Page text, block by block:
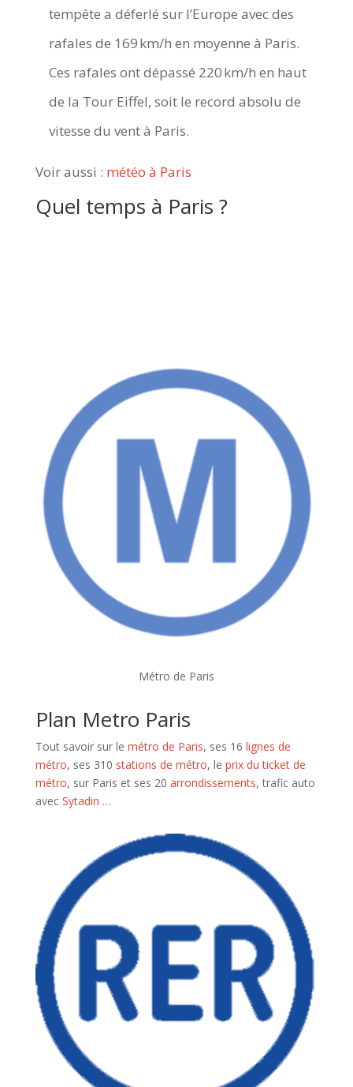
tempête a déferlé sur l’Europe avec des
rafales de 169 km/h en moyenne à Paris.
Ces rafales ont dépassé 220 km/h en haut
de la Tour Eiffel, soit le record absolu de
vitesse du vent à Paris.
Voir aussi : météo à Paris
Quel temps à Paris ?
Métro de Paris
Plan Metro Paris
Tout savoir sur le métro de Paris, ses 16 lignes de
métro, ses 310 stations de métro, le prix du ticket de
métro, sur Paris et ses 20 arrondissements, trafic auto
avec Sytadin …